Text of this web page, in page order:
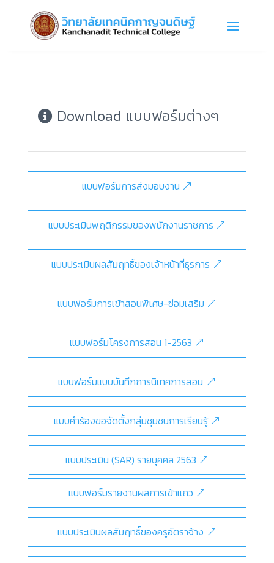
Download แบบฟอร์มต่างๆ
แบบฟอร์มการส่งมอบงาน
แบบประเมินพฤติกรรมของพนักงานราชการ
แบบประเมินผลสัมฤทธิ์ของเจ้าหน้าที่ธุรการ
แบบฟอร์มการเข้าสอนพิเศษ-ซ่อมเสริม
แบบฟอร์มโครงการสอน 1-2563
แบบฟอร์มแบบบันทึกการนิเทศการสอน
แบบคำร้องขอจัดตั้งกลุ่มชุมชนการเรียนรู้
แบบประเมิน (SAR) รายบุคคล 2563
แบบฟอร์มรายงานผลการเข้าแถว
แบบประเมินผลสัมฤทธิ์ของครูอัตราจ้าง